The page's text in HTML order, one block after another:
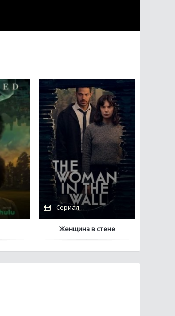
2022 / Сериалы 2023 / Дубляж / Hulu
Сериалы 2023 / IdeaFilm / Coldfilm
Женщина в стене